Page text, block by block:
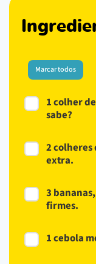
Marcar todos
1 colher
sabe?
2
extra.
3
firmes.
1 cebola